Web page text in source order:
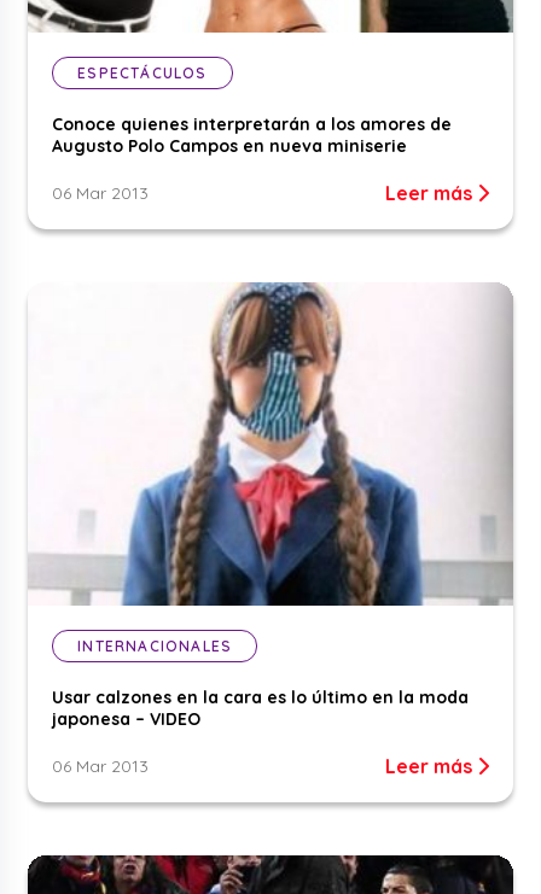
ESPECTÁCULOS
Conoce quienes interpretarán a los amores de
Augusto Polo Campos en nueva miniserie
06 Mar 2013 Leer más
INTERNACIONALES
Usar calzones en la cara es lo último en la moda
japonesa – VIDEO
06 Mar 2013 Leer más